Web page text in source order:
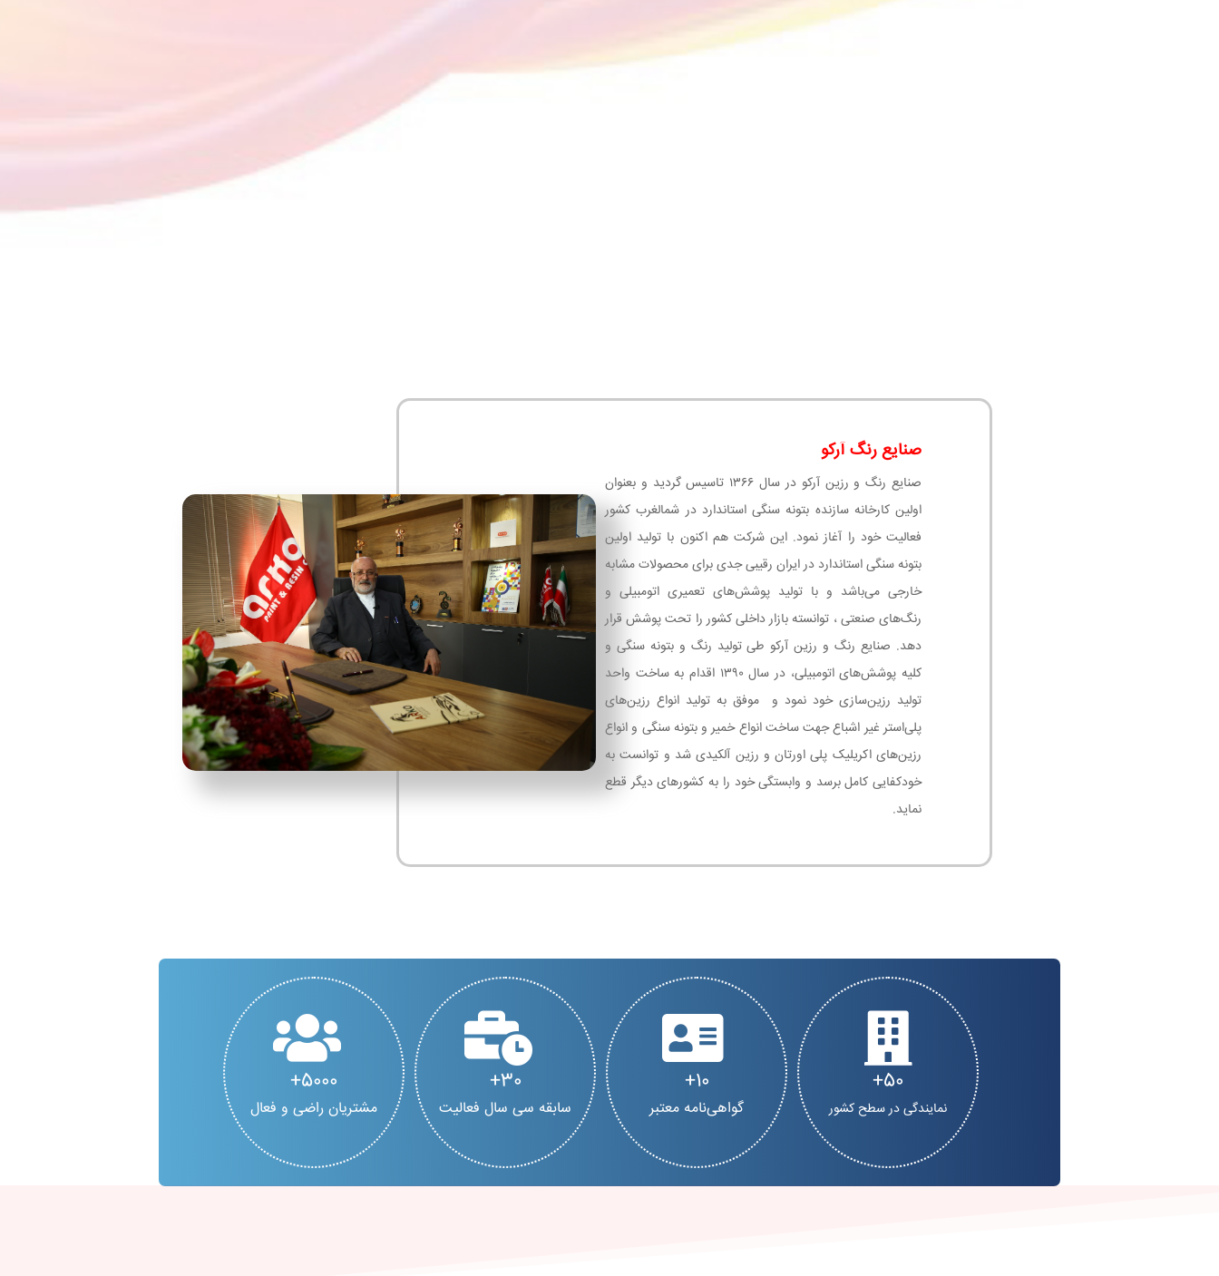
صنایع رنگ آرکو
صنایع رنگ و رزین آرکو در سال ۱۳۶۶ تاسیس گردید و بعنوان
اولین کارخانه سازنده بتونه سنگی استاندارد در شمالغرب کشور
فعالیت خود را آغاز نمود. این شرکت هم اکنون با تولید اولین
بتونه سنگی استاندارد در ایران رقیبی جدی برای محصولات مشابه
خارجی می‌باشد و با تولید پوشش‌های تعمیری اتومبیلی و
رنگ‌های صنعتی ، توانسته بازار داخلی کشور را تحت پوشش قرار
دهد. صنایع رنگ و رزین آرکو طی تولید رنگ و بتونه سنگی و
کلیه پوشش‌های اتومبیلی، در سال ۱۳۹۰ اقدام به ساخت واحد
تولید رزین‌سازی خود نمود و موفق به تولید انواع رزین‌های
پلی‌استر غیر اشباع جهت ساخت انواع خمیر و بتونه سنگی و انواع
رزین‌های اکریلیک پلی اورتان و رزین آلکیدی شد و توانست به
خودکفایی کامل برسد و وابستگی خود را به کشورهای دیگر قطع
نماید.
50
نمایندگی در سطح کشور
10
گواهی‌نامه معتبر
30
سابقه سی سال فعالیت
5000
مشتریان راضی و فعال